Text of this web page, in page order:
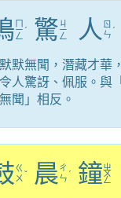
ㄇ
ㄧ
ㄥ
ˊ 驚 ㄐ
ㄧ
ㄥ 人 ㄖ
ㄣ ˊ
默無聞，潛藏才華
人驚訝、佩服。與
聞」相反。
ㄍ
ㄨˇ 晨ㄔ
ㄣ ˊ 鐘ㄓ
ㄨ
ㄥ